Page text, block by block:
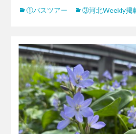
①バスツアー ③河北Weekly掲